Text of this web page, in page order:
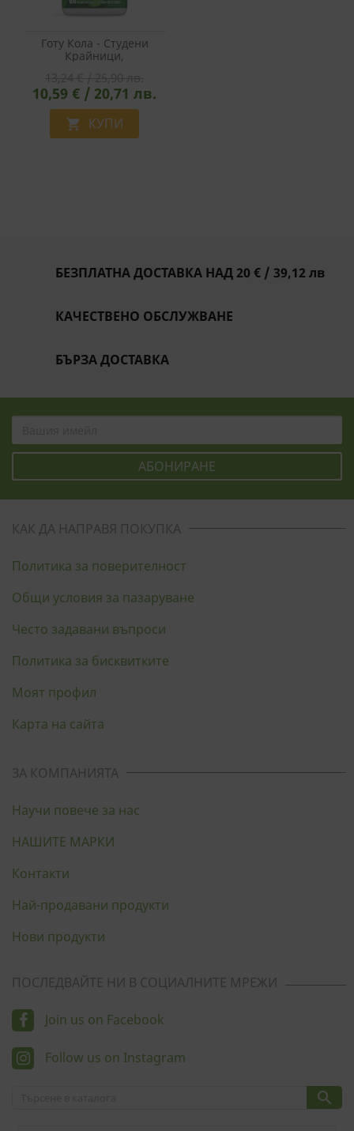
Готу Кола - Студени
Крайници,
10,59 € / 20,71 лв.
 КУПИ
БЕЗПЛАТНА ДОСТАВКА НАД 20 € / 39,12 лв
КАЧЕСТВЕНО ОБСЛУЖВАНЕ
БЪРЗА ДОСТАВКА
КАК ДА НАПРАВЯ ПОКУПКА
Политика за поверителност
Общи условия за пазаруване
Често задавани въпроси
Политика за бисквитките
Моят профил
Карта на сайта
ЗА КОМПАНИЯТА
Научи повече за нас
НАШИТЕ МАРКИ
Контакти
Най-продавани продукти
Нови продукти
ПОСЛЕДВАЙТЕ НИ В СОЦИАЛНИТЕ МРЕЖИ
Join us on Facebook
Follow us on Instagram
